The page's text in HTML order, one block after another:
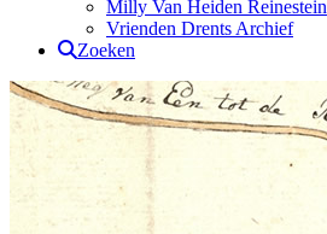
Milly Van Heiden Reinestein
Vrienden Drents Archief
Zoeken
Drents Archief